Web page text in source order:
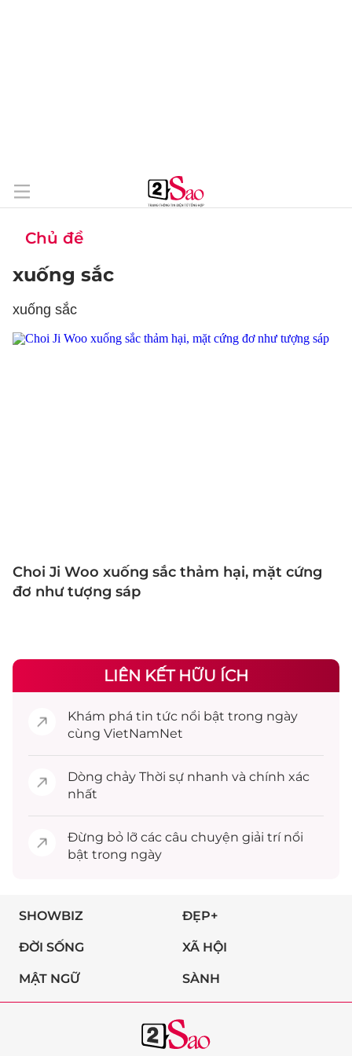
Chủ đề
xuống sắc
xuống sắc
Choi Ji Woo xuống sắc thảm hại, mặt cứng
đơ như tượng sáp
LIÊN KẾT HỮU ÍCH
Khám phá tin tức nổi bật trong ngày
cùng VietNamNet
Dòng chảy Thời sự nhanh và chính xác
nhất
Đừng bỏ lỡ các câu chuyện giải trínổi
bật trong ngày
SHOWBIZ ĐẸP+
ĐỜI SỐNG XÃ HỘI
MẬT NGỮ SÀNH